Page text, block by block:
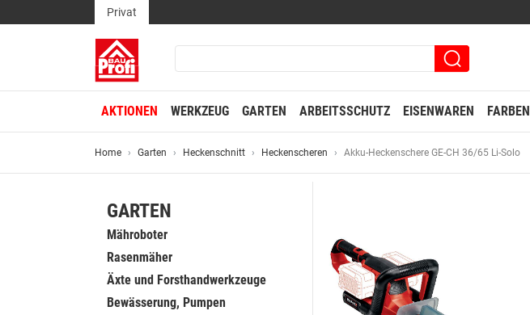
Privat
AKTIONEN WERKZEUG GARTEN ARBEITSSCHUTZ EISENWAREN FARBEN
Home Garten Heckenschnitt Heckenscheren Akku-Heckenschere GE-CH 36/65 Li-Solo
GARTEN
Mähroboter
Rasenmäher
Äxte und Forsthandwerkzeuge
Bewässerung, Pumpen